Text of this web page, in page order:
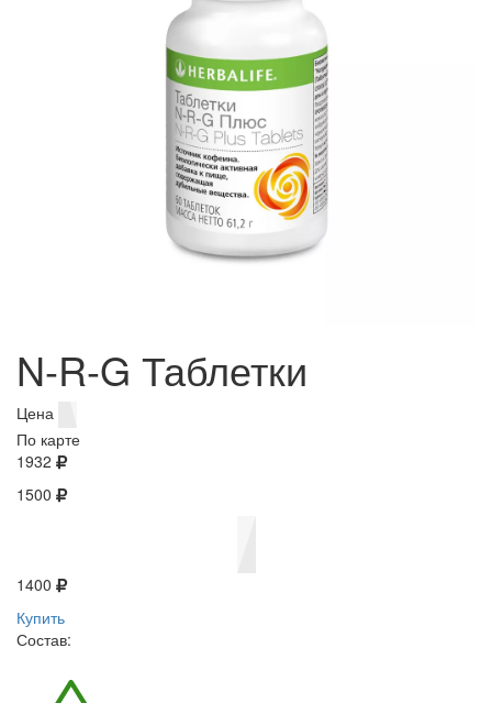
N-R-G Таблетки
Цена
По карте
1932
1500
1400
Купить
Состав: